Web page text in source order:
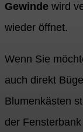
Gewinde wird
wieder öffnet.
Wenn Sie
auch direkt
Blumenkästen
der